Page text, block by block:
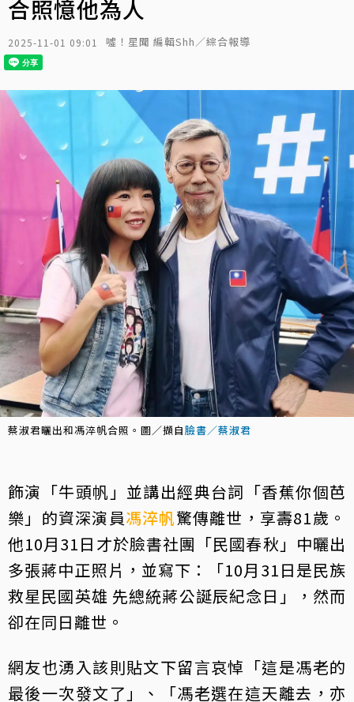
合照憶他為人
2025-11-01 09:01 噓！星聞 編輯Shh／綜合報導
蔡淑君曬出和馮淬帆合照。圖／擷自臉書／蔡淑君
飾演「牛頭帆」並講出經典台詞「香蕉你個芭
樂」的資深演員馮淬帆驚傳離世，享壽81歲。
他10月31日才於臉書社團「民國春秋」中曬出
多張蔣中正照片，並寫下：「10月31日是民族
救星民國英雄 先總統蔣公誕辰紀念日」，然而
卻在同日離世。
網友也湧入該則貼文下留言哀悼「這是馮老的
最後一次發文了」、「馮老選在這天離去，亦